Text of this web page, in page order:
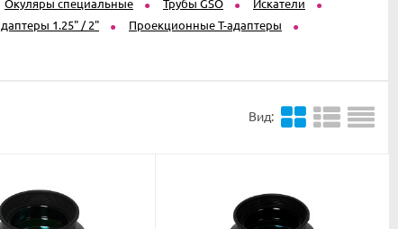
Окуляры специальные Трубы GSO
Искатели
1.25" / 2"
Проекционные T-адаптеры
Вид: